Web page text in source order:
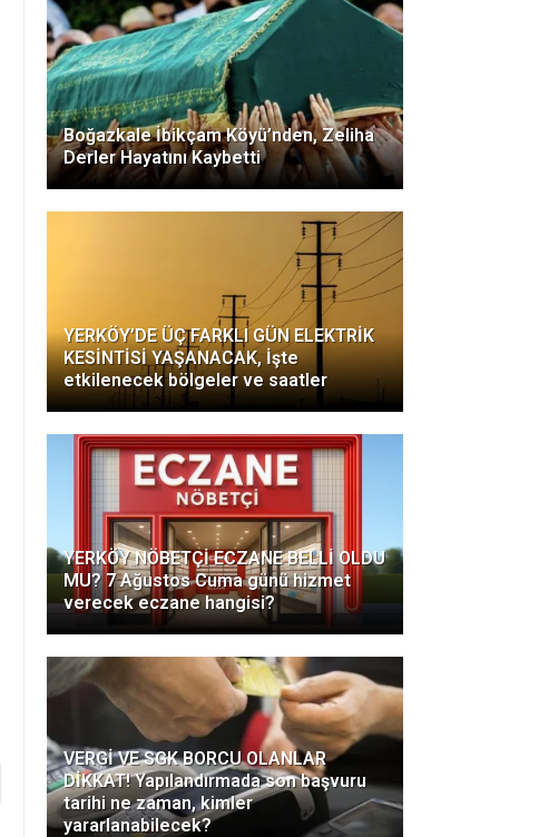
Boğazkale İbikçam Köyü’nden, Zeliha
Derler Hayatını Kaybetti
YERKÖY’DE ÜÇ FARKLI GÜN ELEKTRİK
KESİNTİSİ YAŞANACAK, İşte
etkilenecek bölgeler ve saatler
YERKÖY NÖBETÇİ ECZANE BELLİ OLDU
MU? 7 Ağustos Cuma günü hizmet
verecek eczane hangisi?
VERGİ VE SGK BORCU OLANLAR
DİKKAT! Yapılandırmada son başvuru
tarihi ne zaman, kimler
yararlanabilecek?